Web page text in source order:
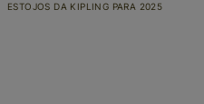
ESTOJOS DA KIPLING PARA 2025